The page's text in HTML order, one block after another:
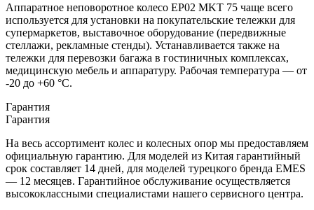
Аппаратное неповоротное колесо EP02 MKT 75 чаще всего
используется для установки на покупательские тележки для
супермаркетов, выставочное оборудование (передвижные
стеллажи, рекламные стенды). Устанавливается также на
тележки для перевозки багажа в гостиничных комплексах,
медицинскую мебель и аппаратуру. Рабочая температура — от
-20 до +60 °С.
Гарантия
Гарантия
На весь ассортимент колес и колесных опор мы предоставляем
официальную гарантию. Для моделей из Китая гарантийный
срок составляет 14 дней, для моделей турецкого бренда EMES
— 12 месяцев. Гарантийное обслуживание осуществляется
высококлассными специалистами нашего сервисного центра.